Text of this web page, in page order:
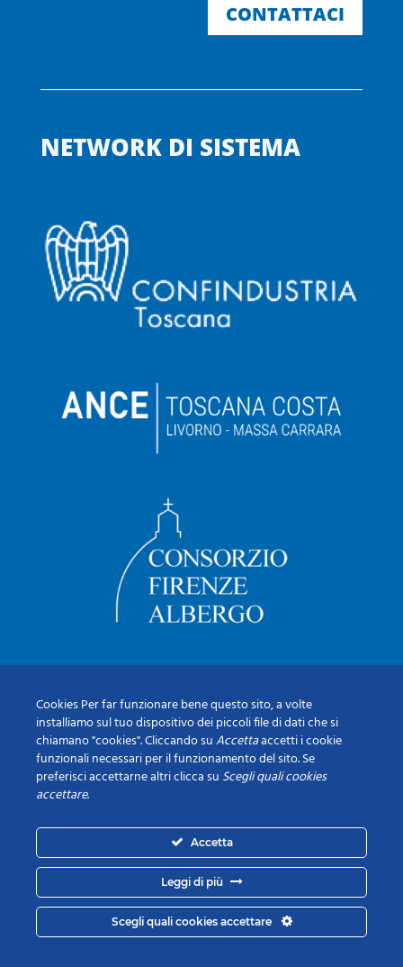
CONTATTACI
NETWORK DI SISTEMA
Cookies Per far funzionare bene questo sito, a volte
installiamo sul tuo dispositivo dei piccoli file di dati che si
chiamano "cookies". Cliccando suAccettaaccetti i cookie
funzionali necessari per il funzionamento del sito. Se
preferisci accettarne altri clicca su Scegli quali cookies
accettare.
Accetta
Leggi di più
Scegli quali cookies accettare